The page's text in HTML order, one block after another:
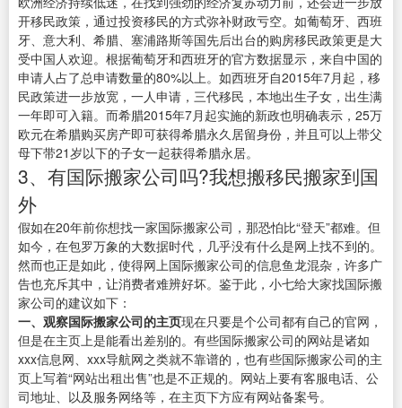
开移民政策，通过投资移民的方式弥补财政亏空。如葡萄牙、西班
牙、意大利、希腊、塞浦路斯等国先后出台的购房移民政策更是大
受中国人欢迎。根据葡萄牙和西班牙的官方数据显示，来自中国的
申请人占了总申请数量的80%以上。如西班牙自2015年7月起，移
民政策进一步放宽，一人申请，三代移民，本地出生子女，出生满
一年即可入籍。而希腊2015年7月起实施的新政也明确表示，25万
欧元在希腊购买房产即可获得希腊永久居留身份，并且可以上带父
母下带21岁以下的子女一起获得希腊永居。
3、有国际搬家公司吗?我想搬移民搬家到国
外
假如在20年前你想找一家国际搬家公司，那恐怕比“登天”都难。但
如今，在包罗万象的大数据时代，几乎没有什么是网上找不到的。
然而也正是如此，使得网上国际搬家公司的信息鱼龙混杂，许多广
告也充斥其中，让消费者难辨好坏。鉴于此，小七给大家找国际搬
家公司的建议如下：
一、观察国际搬家公司的主页现在只要是个公司都有自己的官网，
但是在主页上是能看出差别的。有些国际搬家公司的网站是诸如
xxx信息网、xxx导航网之类就不靠谱的，也有些国际搬家公司的主
页上写着“网站出租出售”也是不正规的。网站上要有客服电话、公
司地址、以及服务网络等，在主页下方应有网站备案号。